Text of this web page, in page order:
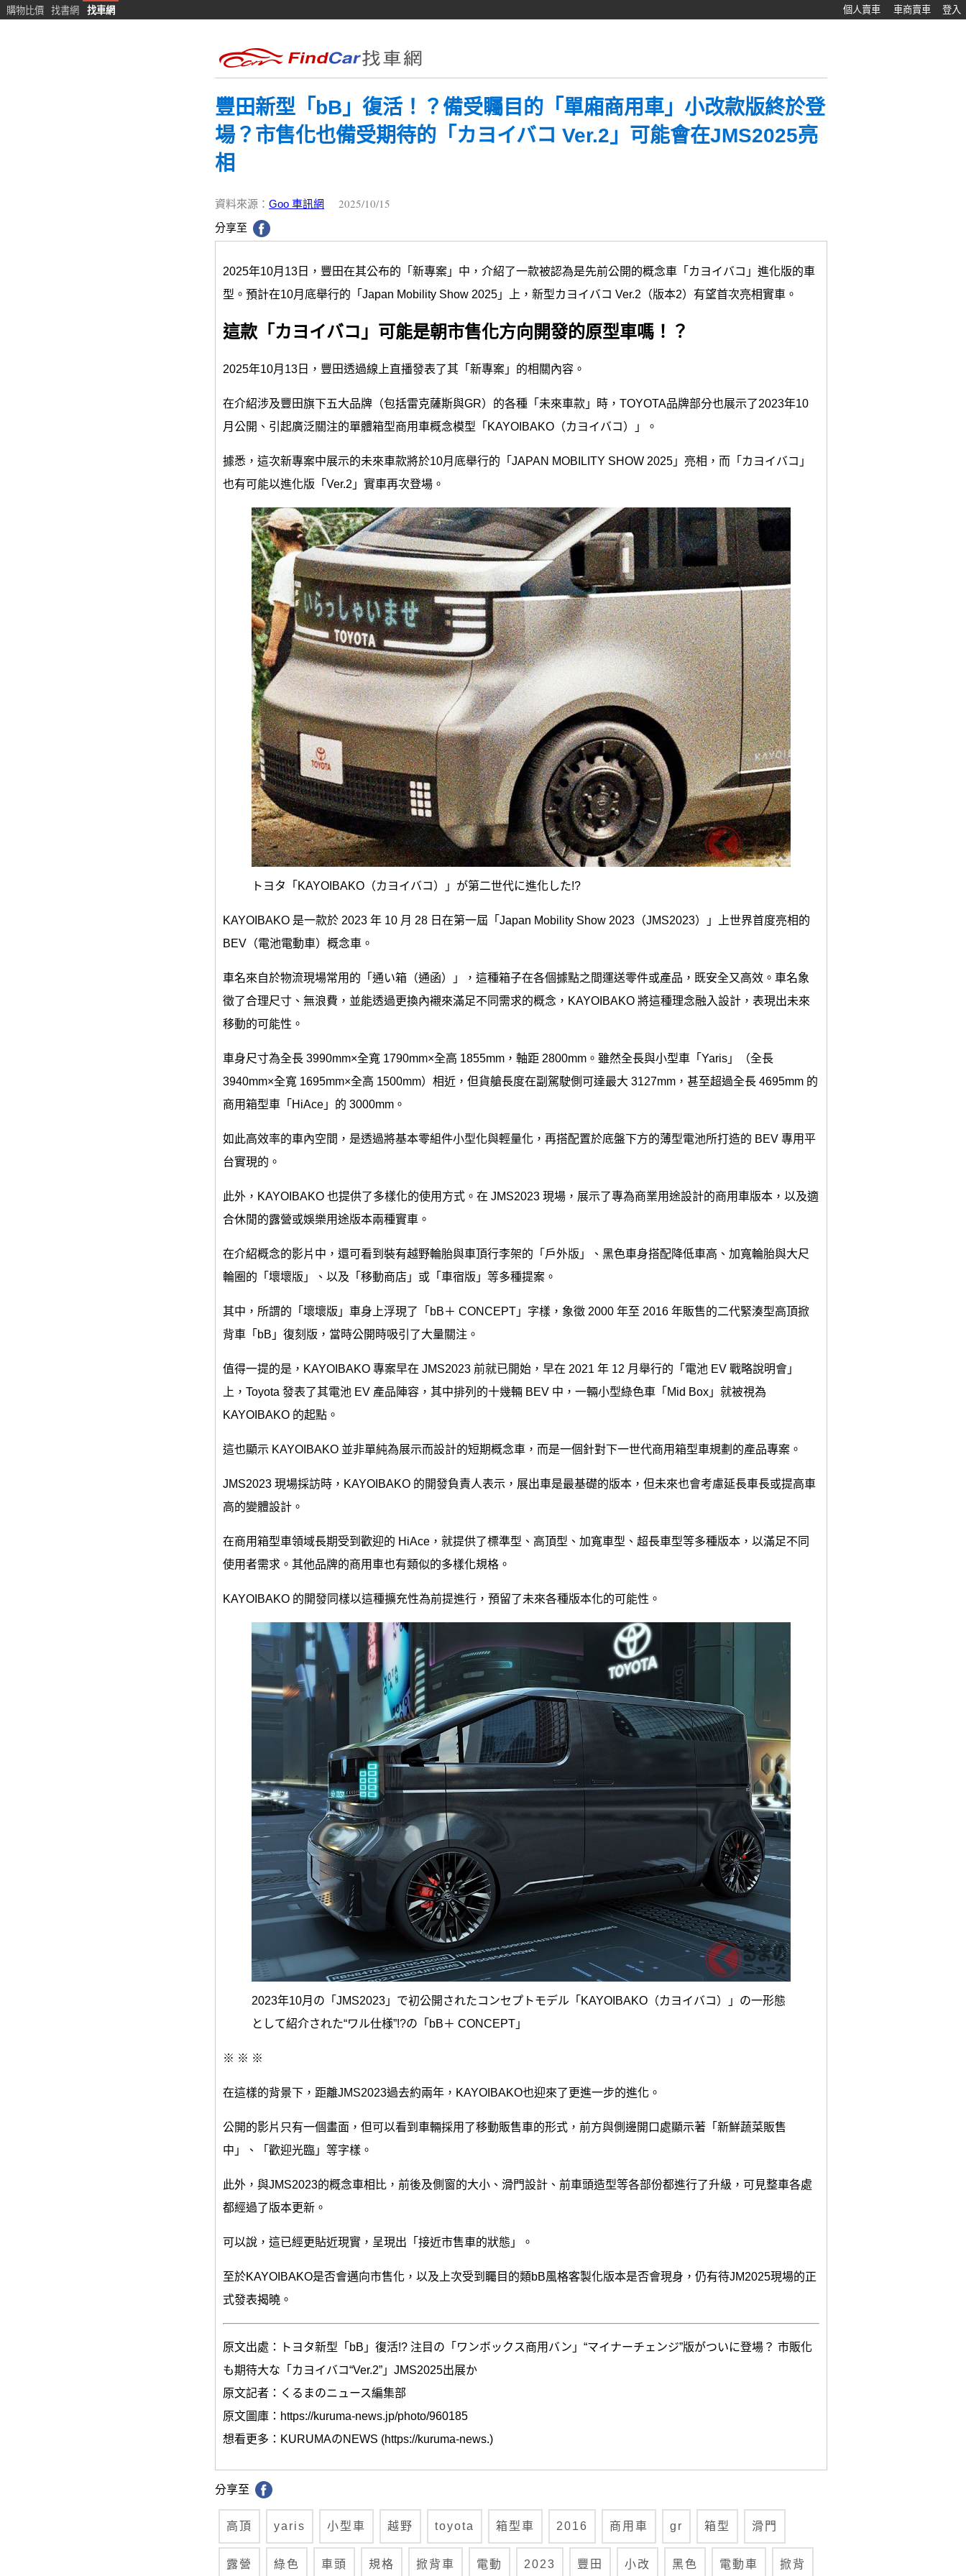
購物比價 找書網 找車網 個人賣車 車商賣車 登入
豐田新型「bB」復活！？備受矚目的「單廂商用車」小改款版終於登
場？市售化也備受期待的「カヨイバコ Ver.2」可能會在JMS2025亮
相
資料來源： Goo 車訊網 2025/10/15
分享至
2025年10月13日，豐田在其公布的「新專案」中，介紹了一款被認為是先前公開的概念車「カヨイバコ」進化版的車
型。預計在10月底舉行的「Japan Mobility Show 2025」上，新型カヨイバコ Ver.2（版本2）有望首次亮相實車。
這款「カヨイバコ」可能是朝市售化方向開發的原型車嗎！？
2025年10月13日，豐田透過線上直播發表了其「新專案」的相關內容。
在介紹涉及豐田旗下五大品牌（包括雷克薩斯與GR）的各種「未來車款」時，TOYOTA品牌部分也展示了2023年10
月公開、引起廣泛關注的單體箱型商用車概念模型「KAYOIBAKO（カヨイバコ）」。
據悉，這次新專案中展示的未來車款將於10月底舉行的「JAPAN MOBILITY SHOW 2025」亮相，而「カヨイバコ」
也有可能以進化版「Ver.2」實車再次登場。
トヨタ「KAYOIBAKO（カヨイバコ）」が第二世代に進化した!?
KAYOIBAKO 是一款於 2023 年 10 月 28 日在第一屆「Japan Mobility Show 2023（JMS2023）」上世界首度亮相的
BEV（電池電動車）概念車。
車名來自於物流現場常用的「通い箱（通函）」，這種箱子在各個據點之間運送零件或產品，既安全又高效。車名象
徵了合理尺寸、無浪費，並能透過更換內襯來滿足不同需求的概念，KAYOIBAKO 將這種理念融入設計，表現出未來
移動的可能性。
車身尺寸為全長 3990mm×全寬 1790mm×全高 1855mm，軸距 2800mm。雖然全長與小型車「Yaris」（全長
3940mm×全寬 1695mm×全高 1500mm）相近，但貨艙長度在副駕駛側可達最大 3127mm，甚至超過全長 4695mm 的
商用箱型車「HiAce」的 3000mm。
如此高效率的車內空間，是透過將基本零組件小型化與輕量化，再搭配置於底盤下方的薄型電池所打造的 BEV 專用平
台實現的。
此外，KAYOIBAKO 也提供了多樣化的使用方式。在 JMS2023 現場，展示了專為商業用途設計的商用車版本，以及適
合休閒的露營或娛樂用途版本兩種實車。
在介紹概念的影片中，還可看到裝有越野輪胎與車頂行李架的「戶外版」、黑色車身搭配降低車高、加寬輪胎與大尺
輪圈的「壞壞版」、以及「移動商店」或「車宿版」等多種提案。
其中，所謂的「壞壞版」車身上浮現了「bB＋ CONCEPT」字樣，象徵 2000 年至 2016 年販售的二代緊湊型高頂掀
背車「bB」復刻版，當時公開時吸引了大量關注。
值得一提的是，KAYOIBAKO 專案早在 JMS2023 前就已開始，早在 2021 年 12 月舉行的「電池 EV 戰略說明會」
上，Toyota 發表了其電池 EV 產品陣容，其中排列的十幾輛 BEV 中，一輛小型綠色車「Mid Box」就被視為
KAYOIBAKO 的起點。
這也顯示 KAYOIBAKO 並非單純為展示而設計的短期概念車，而是一個針對下一世代商用箱型車規劃的產品專案。
JMS2023 現場採訪時，KAYOIBAKO 的開發負責人表示，展出車是最基礎的版本，但未來也會考慮延長車長或提高車
高的變體設計。
在商用箱型車領域長期受到歡迎的 HiAce，就提供了標準型、高頂型、加寬車型、超長車型等多種版本，以滿足不同
使用者需求。其他品牌的商用車也有類似的多樣化規格。
KAYOIBAKO 的開發同樣以這種擴充性為前提進行，預留了未來各種版本化的可能性。
2023年10月の「JMS2023」で初公開されたコンセプトモデル「KAYOIBAKO（カヨイバコ）」の一形態
として紹介された“ワル仕様”!?の「bB＋ CONCEPT」
※ ※ ※
在這樣的背景下，距離JMS2023過去約兩年，KAYOIBAKO也迎來了更進一步的進化。
公開的影片只有一個畫面，但可以看到車輛採用了移動販售車的形式，前方與側邊開口處顯示著「新鮮蔬菜販售
中」、「歡迎光臨」等字樣。
此外，與JMS2023的概念車相比，前後及側窗的大小、滑門設計、前車頭造型等各部份都進行了升級，可見整車各處
都經過了版本更新。
可以說，這已經更貼近現實，呈現出「接近市售車的狀態」。
至於KAYOIBAKO是否會邁向市售化，以及上次受到矚目的類bB風格客製化版本是否會現身，仍有待JM2025現場的正
式發表揭曉。
原文出處：トヨタ新型「bB」復活!? 注目の「ワンボックス商用バン」“マイナーチェンジ”版がついに登場？ 市販化
も期待大な「カヨイバコ“Ver.2”」JMS2025出展か
原文記者：くるまのニュース編集部
原文圖庫：https://kuruma-news.jp/photo/960185
想看更多：KURUMAのNEWS (https://kuruma-news.)
分享至
高頂 yaris 小型車 越野 toyota 箱型車 2016 商用車 gr 箱型 滑門
露營 綠色 車頭 規格 掀背車 電動 2023 豐田 小改 黑色 電動車 掀背